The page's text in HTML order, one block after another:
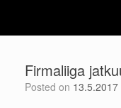
content
Firmaliiga
Posted on 13.5.2017